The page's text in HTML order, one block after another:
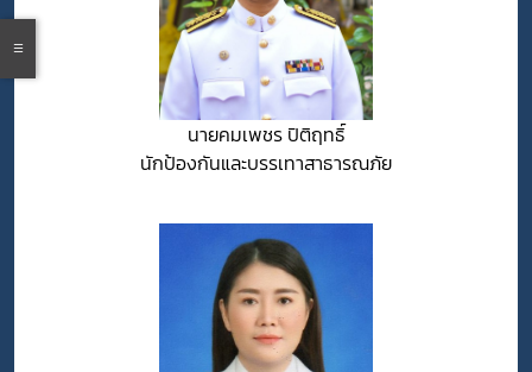
นายคมเพชร ปิติฤทธิ์
นักป้องกันและบรรเทาสาธารณภัย